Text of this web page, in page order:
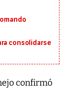
consolidarse
confirmó